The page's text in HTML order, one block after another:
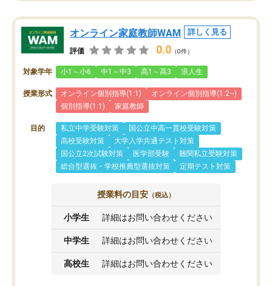
オンライン家庭教師WAM 詳しく見る
評価 0.0 （0件）
対象学年 小1～小6 中1～中3 高1～高3 浪人生
授業形式 オンライン個別指導(1:1)
オンライン個別指導(1:2~)
個別指導(1:1)
家庭教師
目的 私立中学受験対策
国公立中高一貫校受験対策
高校受験対策
大学入学共通テスト対策
国公立2次試験対策
医学部受験
難関私立受験対策
総合型選抜・学校推薦型選抜対策
定期テスト対策
授業料の目安 （税込）
小学生 詳細はお問い合わせください
中学生 詳細はお問い合わせください
高校生 詳細はお問い合わせください